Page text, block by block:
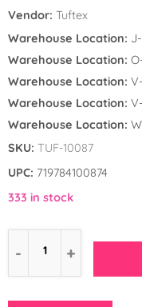
Vendor: Tuftex
Warehouse Location:
Warehouse Location:
Warehouse Location:
Warehouse Location:
Warehouse Location:
SKU: TUF-10087
UPC: 719784100874
333 in stock